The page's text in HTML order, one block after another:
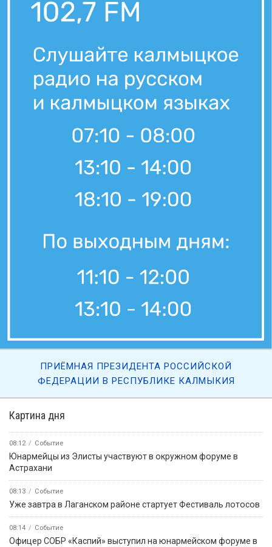
Картина дня
08:12 Событие
Юнармейцы из Элисты участвуют в окружном форуме в
Астрахани
08:13 Событие
Уже завтра в Лаганском районе стартует Фестиваль лотосов
08:14 Событие
Офицер СОБР «Каспий» выступил на юнармейском форуме в
ПРИЁМНАЯ ПРЕЗИДЕНТА РОССИЙСКОЙ
ФЕДЕРАЦИИ В РЕСПУБЛИКЕ КАЛМЫКИЯ